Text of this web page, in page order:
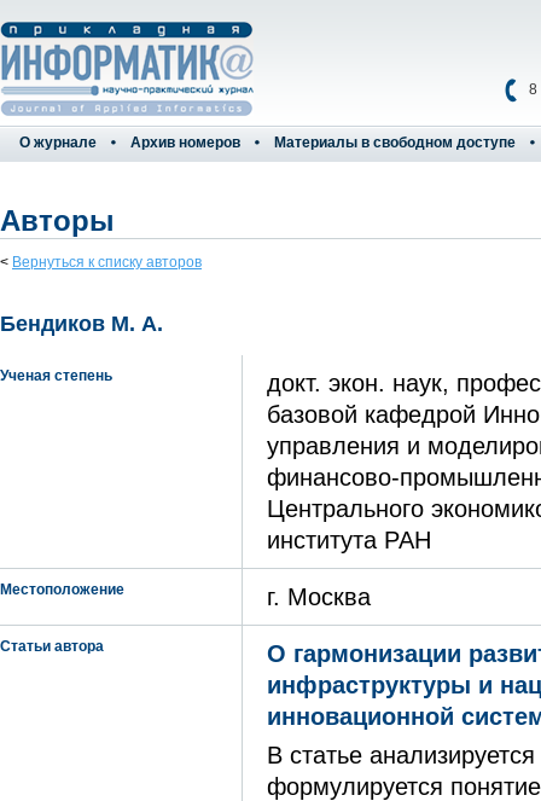
8
О журнале Архив номеров Материалы в свободном доступе
Авторы
< Вернуться к списку авторов
Бендиков М. А.
Ученая степень
докт. экон. наук,
базовой кафедрой
управления и
финансово-
Центрального
института РАН
Местоположение г. Москва
Статьи автора
О гармонизации
инфраструктуры и
инновационной
В статье
формулируется